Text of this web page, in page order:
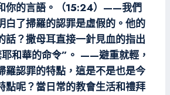
你的言語。（15:24）——我們
白了掃羅的認罪是虛假的。他的
話？撒母耳直接一針見血的指出
和華的命令”。 ——避重就輕，
羅認罪的特點，這是不是也是今
點呢？當日常的教會生活和禮拜